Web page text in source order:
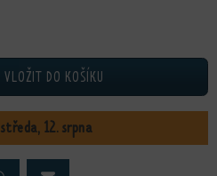
VLOŽIT DO KOŠÍKU
středa, 12. srpna